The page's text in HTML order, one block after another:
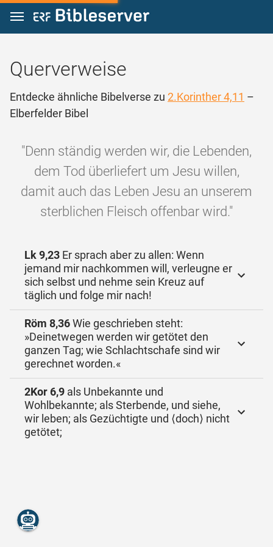
Zum Inhalt springen
Querverweise
Entdecke ähnliche Bibelverse zu 2.Korinther 4,11 –
Elberfelder Bibel
"Denn ständig werden wir, die Lebenden,
dem Tod überliefert um Jesu willen,
damit auch das Leben Jesu an unserem
sterblichen Fleisch offenbar wird."
Lk 9,23 Er sprach aber zu allen: Wenn
jemand mir nachkommen will, verleugne er
sich selbst und nehme sein Kreuz auf
täglich und folge mir nach!
Röm 8,36Wie geschrieben steht:
»Deinetwegen werden wir getötet den
ganzen Tag; wie Schlachtschafe sind wir
gerechnet worden.«
2Kor 6,9 als Unbekannte und
Wohlbekannte; als Sterbende, und siehe,
wir leben; als Gezüchtigte und ⟨doch⟩ nicht
getötet;